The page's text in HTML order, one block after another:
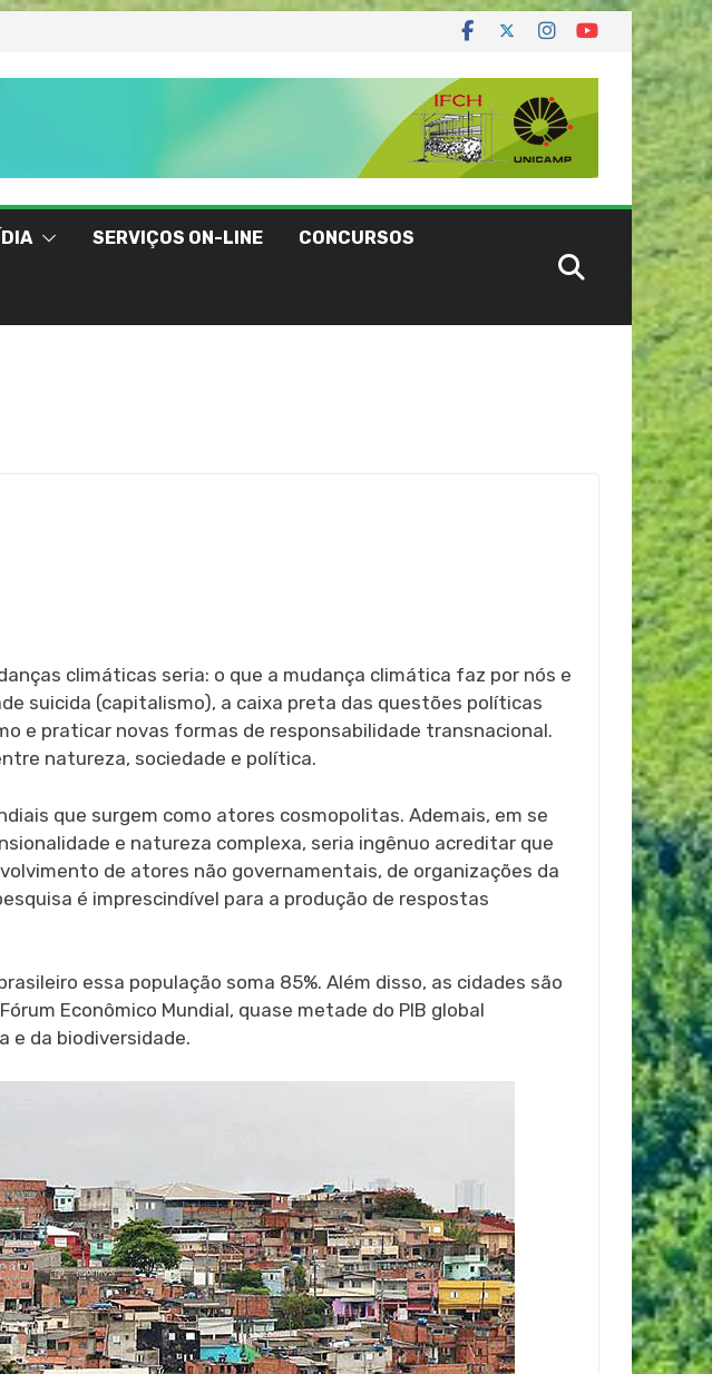
SERVIÇOS ON-LINE CONCURSOS
climáticas seria: o que a mudança climática faz por nós e
suicida (capitalismo), a caixa preta das questões políticas
e praticar novas formas de responsabilidade transnacional.
natureza, sociedade e política.
que surgem como atores cosmopolitas. Ademais, em se
e natureza complexa, seria ingênuo acreditar que
de atores não governamentais, de organizações da
é imprescindível para a produção de respostas
essa população soma 85%. Além disso, as cidades são
Econômico Mundial, quase metade do PIB global
e da biodiversidade.